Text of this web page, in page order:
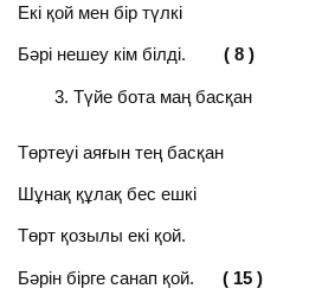
Екі қой мен бір түлкі
Бәрі нешеу кім білді.( 8 )
Түйе бота маң басқан
Төртеуі аяғын тең басқан
Шұнақ құлақ бес ешкі
Төрт қозылы екі қой.
Бәрін бірге санап қой.( 15 )